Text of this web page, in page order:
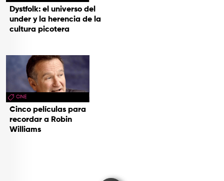
Dystfolk: el universo del
under y la herencia de la
cultura picotera
CINE
Cinco películas para
recordar a Robin
Williams